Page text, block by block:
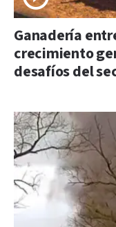
Ganadería
crecimiento
desafíos del